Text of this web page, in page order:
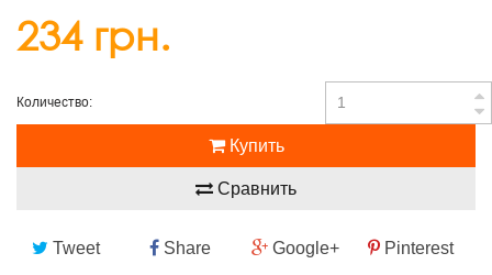
234 грн.
Количество:
Купить
Сравнить
Tweet Share Google+ Pinterest